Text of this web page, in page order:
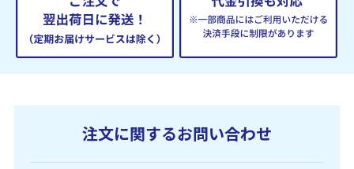
注文に関するお問い合わせ